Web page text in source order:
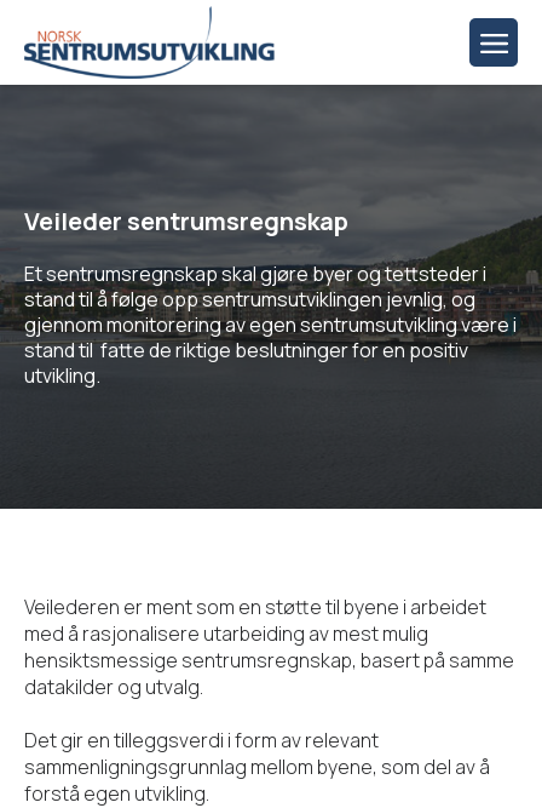
Veileder sentrumsregnskap
Et sentrumsregnskap skal gjøre byer og tettsteder i
stand til å følge opp sentrumsutviklingen jevnlig, og
gjennom monitorering av egen sentrumsutvikling være i
stand til fatte de riktige beslutninger for en positiv
utvikling.
Veilederen er ment som en støtte til byene i arbeidet
med å rasjonalisere utarbeiding av mest mulig
hensiktsmessige sentrumsregnskap, basert på samme
datakilder og utvalg.
Det gir en tilleggsverdi i form av relevant
sammenligningsgrunnlag mellom byene, som del av å
forstå egen utvikling.